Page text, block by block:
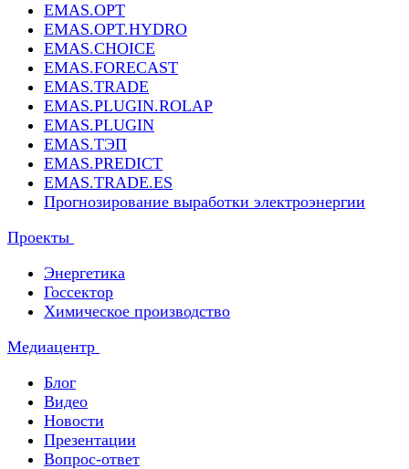
EMAS.OPT
EMAS.OPT.HYDRO
EMAS.CHOICE
EMAS.FORECAST
EMAS.TRADE
EMAS.PLUGIN.ROLAP
EMAS.PLUGIN
EMAS.ТЭП
EMAS.PREDICT
EMAS.TRADE.ES
Прогнозирование выработки электроэнергии
Проекты
Энергетика
Госсектор
Химическое производство
Медиацентр
Блог
Видео
Новости
Презентации
Вопрос-ответ